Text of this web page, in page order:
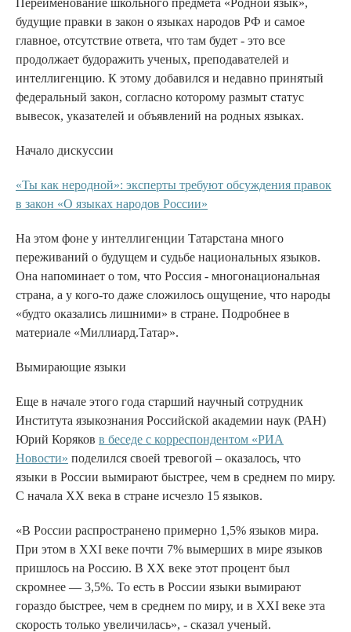
будущие правки в закон о языках народов РФ и самое
главное, отсутствие ответа, что там будет - это все
продолжает будоражить ученых, преподавателей и
интеллигенцию. К этому добавился и недавно принятый
федеральный закон, согласно которому размыт статус
вывесок, указателей и объявлений на родных языках.
Начало дискуссии
«Ты как неродной»: эксперты требуют обсуждения правок
в закон «О языках народов России»
На этом фоне у интеллигенции Татарстана много
переживаний о будущем и судьбе национальных языков.
Она напоминает о том, что Россия - многонациональная
страна, а у кого-то даже сложилось ощущение, что народы
«будто оказались лишними» в стране. Подробнее в
материале «Миллиард.Татар».
Вымирающие языки
Еще в начале этого года старший научный сотрудник
Института языкознания Российской академии наук (РАН)
Юрий Коряков в беседе с корреспондентом «РИА
Новости» поделился своей тревогой – оказалось, что
языки в России вымирают быстрее, чем в среднем по миру.
С начала XX века в стране исчезло 15 языков.
«В России распространено примерно 1,5% языков мира.
При этом в XXI веке почти 7% вымерших в мире языков
пришлось на Россию. В XX веке этот процент был
скромнее — 3,5%. То есть в России языки вымирают
гораздо быстрее, чем в среднем по миру, и в XXI веке эта
скорость только увеличилась», - сказал ученый.